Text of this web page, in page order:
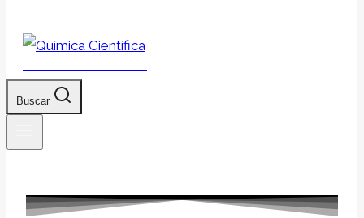
Buscar